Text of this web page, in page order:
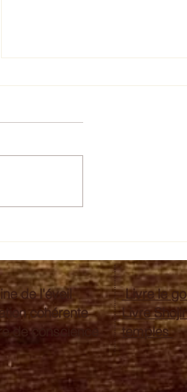
Tarte citron aquafaba
de l'éveil
cohérente
de conscience
Livre le
Livre
temples